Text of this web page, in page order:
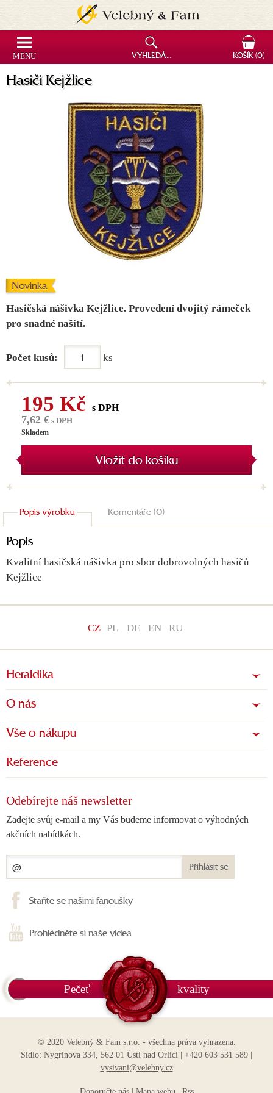
Hasiči Kejžlice
Novinka
Hasičská nášivka Kejžlice. Provedení dvojitý rámeček
pro snadné našití.
Počet kusů: ks
195 Kč s DPH
7,62 € s DPH
Skladem
Vložit do košíku
Popis výrobku Komentáře (0)
Popis
Kvalitní hasičská nášivka pro sbor dobrovolných hasičů
Kejžlice
CZ PL DE EN RU
Heraldika
O nás
Vše o nákupu
Reference
Odebírejte náš newsletter
Zadejte svůj e-mail a my Vás budeme informovat o výhodných
akčních nabídkách.
Přihlásit se
Staňte se našimi fanoušky
Prohlédněte si naše videa
Pečeť kvality
© 2020 Velebný & Fam s.r.o. - všechna práva vyhrazena.
Sídlo: Nygrínova 334, 562 01 Ústí nad Orlicí | +420 603 531 589 |
vysivani@velebny.cz
MENU VYHLEDÁVÁNÍ KOŠÍK(0)